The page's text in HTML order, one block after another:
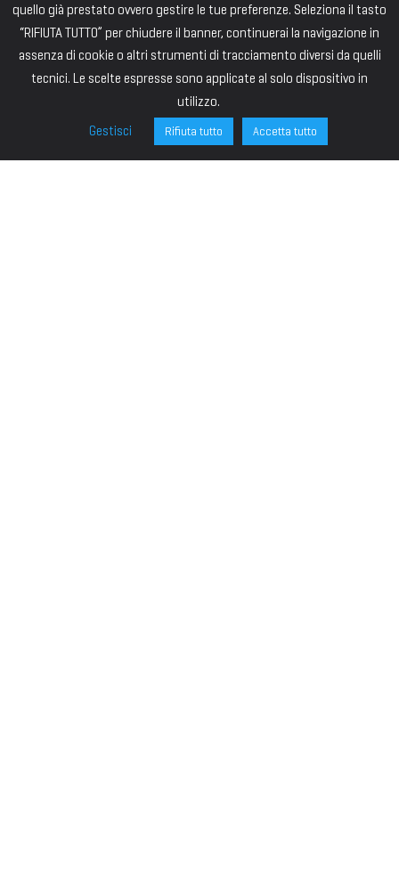
quello già prestato ovvero gestire le tue preferenze. Seleziona il tasto
“RIFIUTA TUTTO” per chiudere il banner, continuerai la navigazione in
assenza di cookie o altri strumenti di tracciamento diversi da quelli
tecnici. Le scelte espresse sono applicate al solo dispositivo in
utilizzo.
Gestisci
Rifiuta tutto Accetta tutto